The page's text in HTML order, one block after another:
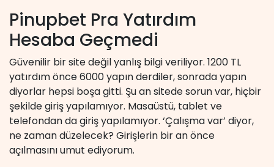
Pinupbet Pra Yatırdım
Hesaba Geçmedi
Güvenilir bir site değil yanlış bilgi veriliyor. 1200 TL
yatırdım önce 6000 yapın derdiler, sonrada yapın
diyorlar hepsi boşa gitti. Şu an sitede sorun var, hiçbir
şekilde giriş yapılamıyor. Masaüstü, tablet ve
telefondan da giriş yapılamıyor. ‘Çalışma var’ diyor,
ne zaman düzelecek? Girişlerin bir an önce
açılmasını umut ediyorum.